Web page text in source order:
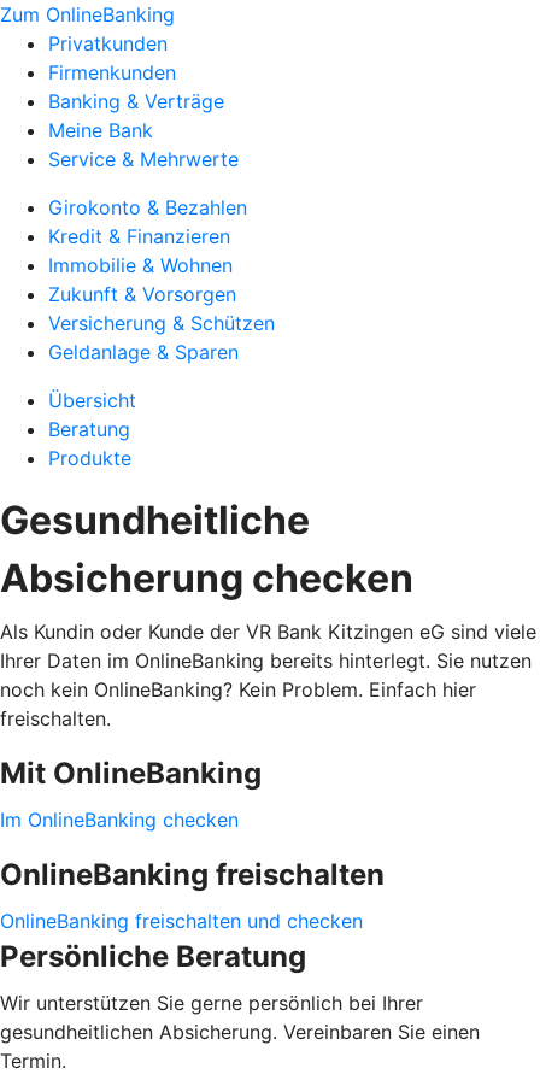
Zum OnlineBanking
Privatkunden
Firmenkunden
Banking & Verträge
Meine Bank
Service & Mehrwerte
Girokonto & Bezahlen
Kredit & Finanzieren
Immobilie & Wohnen
Zukunft & Vorsorgen
Versicherung & Schützen
Geldanlage & Sparen
Übersicht
Beratung
Produkte
Gesundheitliche
Absicherung checken
Als Kundin oder Kunde der VR Bank Kitzingen eG sind viele
Ihrer Daten im OnlineBanking bereits hinterlegt. Sie nutzen
noch kein OnlineBanking? Kein Problem. Einfach hier
freischalten.
Mit OnlineBanking
Im OnlineBanking checken
OnlineBanking freischalten
OnlineBanking freischalten und checken
Persönliche Beratung
Wir unterstützen Sie gerne persönlich bei Ihrer
gesundheitlichen Absicherung. Vereinbaren Sie einen
Termin.